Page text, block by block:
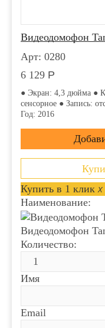
Видеодомофон
Арт: 0280
6 129 Р
● Экран: 4,3 дюйма ●
сенсорное ● Запись:
Год: 2016
Купить в 1 клик x
Наименование:
Видеодомофон
Количество:
Имя
Email